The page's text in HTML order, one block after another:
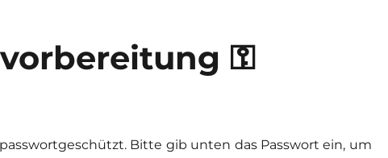
⚿
Bitte gib unten das Passwort ein, um